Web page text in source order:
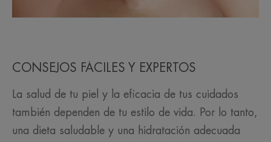
CONSEJOS FÁCILES Y EXPERTOS
La salud de tu piel y la eficacia de tus cuidados
también dependen de tu estilo de vida. Por lo tanto,
una dieta saludable y una hidratación adecuada